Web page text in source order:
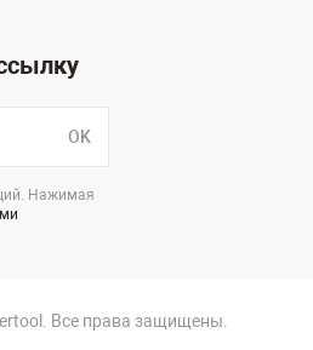
OK
Нажимая
Все права защищены.